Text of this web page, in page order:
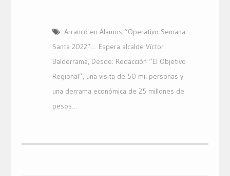
Arrancó en Álamos “Operativo Semana
Santa 2022”… Espera alcalde Víctor
Balderrama, Desde: Redacción “El Objetivo
Regional”, una visita de 50 mil personas y
una derrama económica de 25 millones de
pesos…